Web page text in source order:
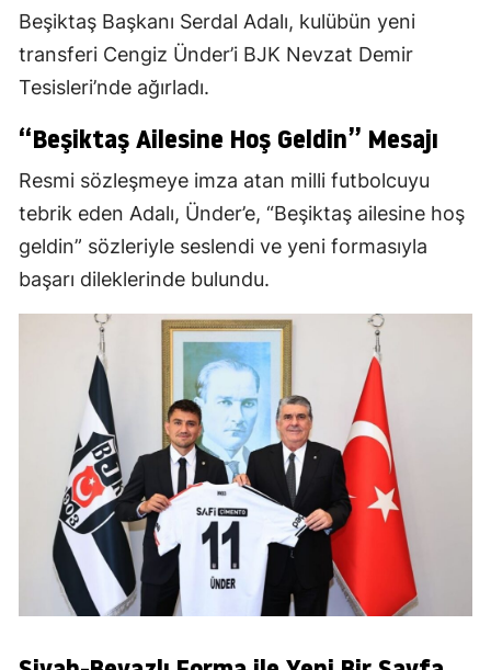
Beşiktaş Başkanı Serdal Adalı, kulübün yeni
transferi Cengiz Ünder’i BJK Nevzat Demir
Tesisleri’nde ağırladı.
“Beşiktaş Ailesine Hoş Geldin” Mesajı
Resmi sözleşmeye imza atan milli futbolcuyu
tebrik eden Adalı, Ünder’e, “Beşiktaş ailesine hoş
geldin” sözleriyle seslendi ve yeni formasıyla
başarı dileklerinde bulundu.